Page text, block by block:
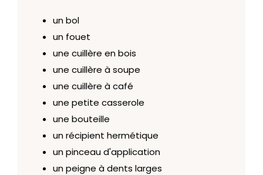
un bol
un fouet
une cuillère en bois
une cuillère à soupe
une cuillère à café
une petite casserole
une bouteille
un récipient hermétique
un pinceau d'application
un peigne à dents larges